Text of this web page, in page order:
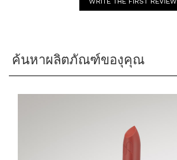
ค้นหาผลิตภัณฑ์ของุคุณ